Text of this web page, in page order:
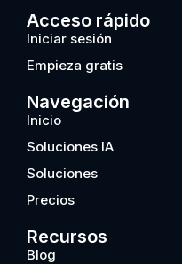
Acceso rápido
Iniciar sesión
Empieza gratis
Navegación
Inicio
Soluciones IA
Soluciones
Precios
Recursos
Blog